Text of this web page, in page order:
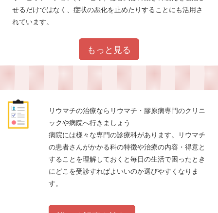
せるだけではなく、症状の悪化を止めたりすることにも活用さ
れています。
もっと見る
リウマチの治療ならリウマチ・膠原病専門のクリニ
ックや病院へ行きましょう
病院には様々な専門の診療科があります。リウマチ
の患者さんがかかる科の特徴や治療の内容・得意と
することを理解しておくと毎日の生活で困ったとき
にどこを受診すればよいいのか選びやすくなりま
す。